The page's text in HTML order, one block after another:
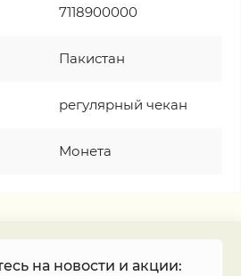
7118900000
Пакистан
регулярный чекан
Монета
на новости и акции: